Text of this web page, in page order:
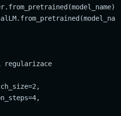
regularizace